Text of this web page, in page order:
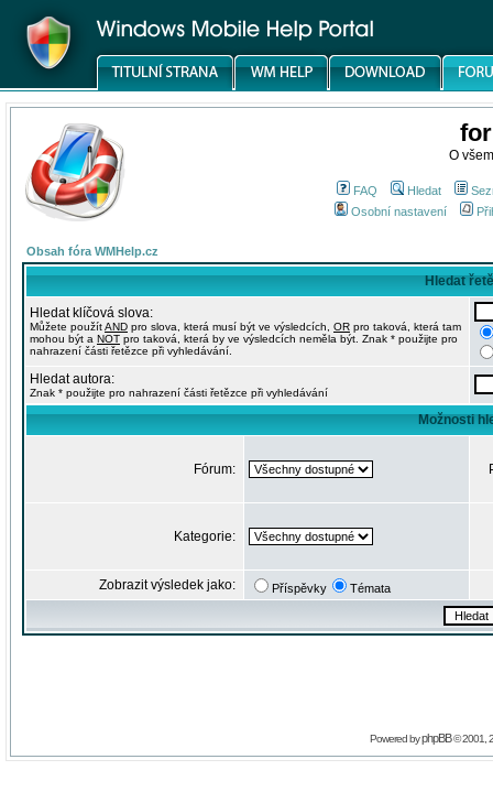
O
FAQ Hledat
Osobní nastavení
Obsah fóra WMHelp.cz
Hledat
Hledat klíčová slova:
Můžete použítAND pro slova, která musí být ve výsledcích, OR pro taková, která tam
mohou být a NOT pro taková, která by ve výsledcích neměla být. Znak * použijte pro
nahrazení části řetězce při vyhledávání.
Hledat autora:
Znak * použijte pro nahrazení části řetězce při vyhledávání
Možnosti
Fórum:
Kategorie:
Zobrazit výsledek jako: Příspěvky Témata
Powered byphpBB© 2001,